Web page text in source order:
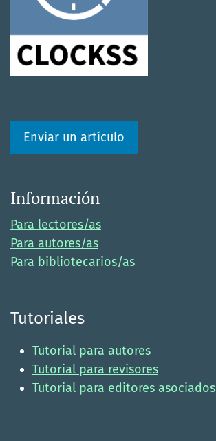
Enviar un artículo
Información
Para lectores/as
Para autores/as
Para bibliotecarios/as
Tutoriales
Tutorial para autores
Tutorial para revisores
Tutorial para editores asociados